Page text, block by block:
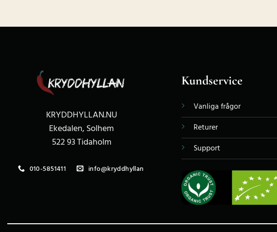
KRYDDHYLLAN.NU
Ekedalen, Solhem
522 93 Tidaholm
010-5851411 info@kryddhyllan
Kundservice
Vanliga frågor
Returer
Support